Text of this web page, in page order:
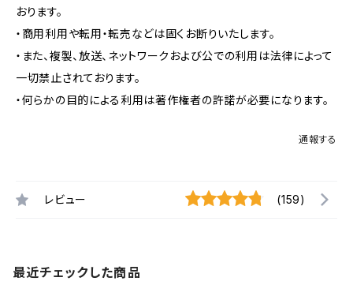
おります。
・商用利用や転用・転売などは固くお断りいたします。
・また、複製、放送、ネットワークおよび公での利用は法律によって
一切禁止されております。
・何らかの目的による利用は著作権者の許諾が必要になります。
通報する
レビュー (159)
最近チェックした商品